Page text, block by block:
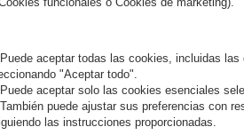
en datos, reduciendo la
total sobre el estado actual.